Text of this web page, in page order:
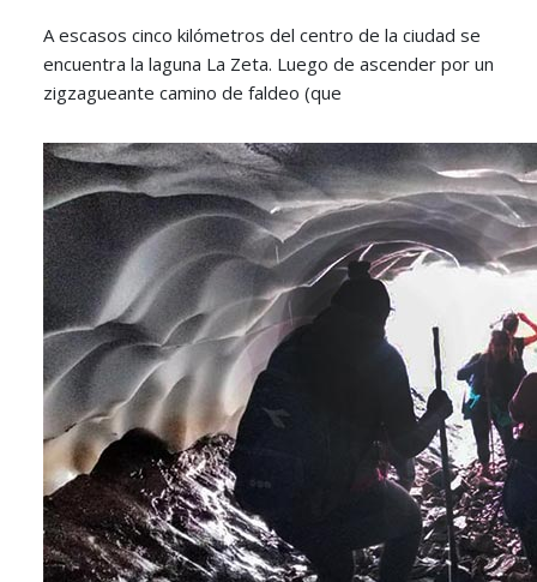
A escasos cinco kilómetros del centro de la ciudad se
encuentra la laguna La Zeta. Luego de ascender por un
zigzagueante camino de faldeo (que